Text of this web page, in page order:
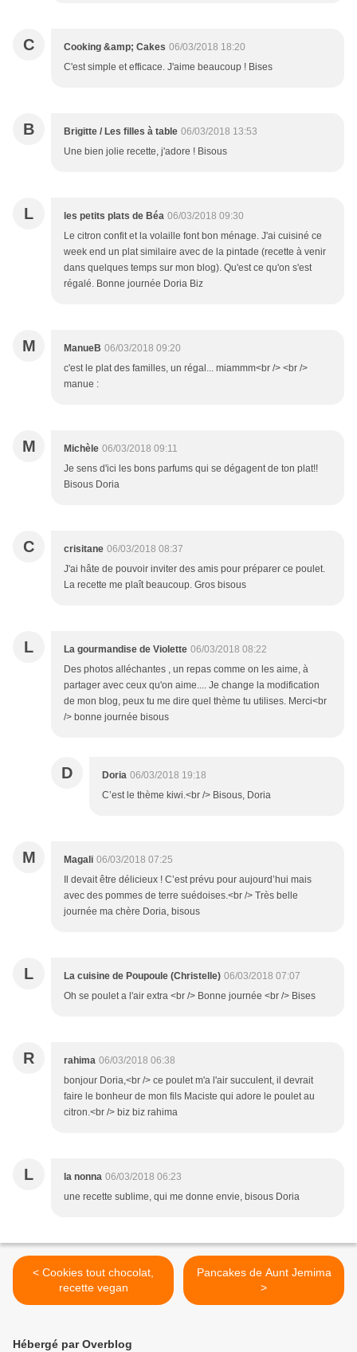
C Cooking &amp; Cakes 06/03/2018 18:20
C'est simple et efficace. J'aime beaucoup ! Bises
B Brigitte / Les filles à table 06/03/2018 13:53
Une bien jolie recette, j'adore ! Bisous
L les petits plats de Béa 06/03/2018 09:30
Le citron confit et la volaille font bon ménage. J'ai cuisiné ce
week end un plat similaire avec de la pintade (recette à venir
dans quelques temps sur mon blog). Qu'est ce qu'on s'est
régalé. Bonne journée Doria Biz
M ManueB 06/03/2018 09:20
c'est le plat des familles, un régal... miammm<br /> <br />
manue :
M Michèle 06/03/2018 09:11
Je sens d'ici les bons parfums qui se dégagent de ton plat!!
Bisous Doria
C crisitane 06/03/2018 08:37
J'ai hâte de pouvoir inviter des amis pour préparer ce poulet.
La recette me plaît beaucoup. Gros bisous
L La gourmandise de Violette 06/03/2018 08:22
Des photos alléchantes , un repas comme on les aime, à
partager avec ceux qu'on aime.... Je change la modification
de mon blog, peux tu me dire quel thème tu utilises. Merci<br
/> bonne journée bisous
D Doria 06/03/2018 19:18
C’est le thème kiwi.<br /> Bisous, Doria
M Magali 06/03/2018 07:25
Il devait être délicieux ! C’est prévu pour aujourd’hui mais
avec des pommes de terre suédoises.<br /> Très belle
journée ma chère Doria, bisous
L La cuisine de Poupoule (Christelle) 06/03/2018 07:07
Oh se poulet a l'air extra <br /> Bonne journée <br /> Bises
R rahima 06/03/2018 06:38
bonjour Doria,<br /> ce poulet m'a l'air succulent, il devrait
faire le bonheur de mon fils Maciste qui adore le poulet au
citron.<br /> biz biz rahima
L la nonna 06/03/2018 06:23
une recette sublime, qui me donne envie, bisous Doria
< Cookies tout chocolat,
recette vegan
Pancakes de Aunt Jemima
>
Hébergé par Overblog